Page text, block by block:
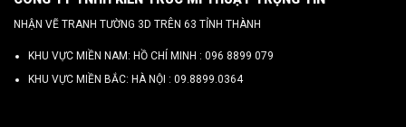
NHẬN VẼ TRANH TƯỜNG 3D TRÊN 63 TỈNH THÀNH
KHU VỰC MIỀN NAM: HỒ CHÍ MINH : 096 8899 079
KHU VỰC MIỀN BẮC: HÀ NỘI : 09.8899.0364